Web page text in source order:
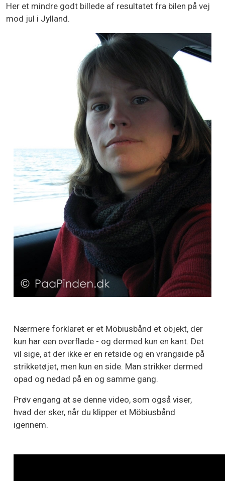
Her et mindre godt billede af resultatet fra bilen på vej
mod jul i Jylland.
Nærmere forklaret er et Möbiusbånd et objekt, der
kun har een overflade - og dermed kun en kant. Det
vil sige, at der ikke er en retside og en vrangside på
strikketøjet, men kun en side. Man strikker dermed
opad og nedad på en og samme gang.
Prøv engang at se denne video, som også viser,
hvad der sker, når du klipper et Möbiusbånd
igennem.